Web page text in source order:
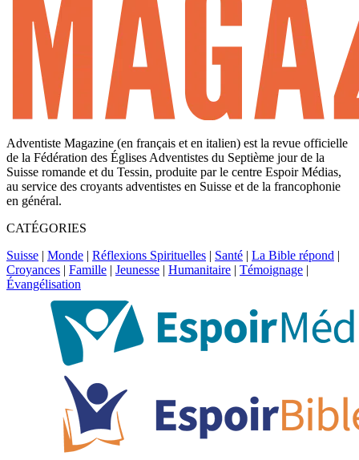
Adventiste Magazine (en français et en italien) est la revue officielle
de la Fédération des Églises Adventistes du Septième jour de la
Suisse romande et du Tessin, produite par le centre Espoir Médias,
au service des croyants adventistes en Suisse et de la francophonie
en général.
CATÉGORIES
Suisse | Monde | Réflexions Spirituelles | Santé | La Bible répond |
Croyances | Famille | Jeunesse | Humanitaire | Témoignage |
Évangélisation